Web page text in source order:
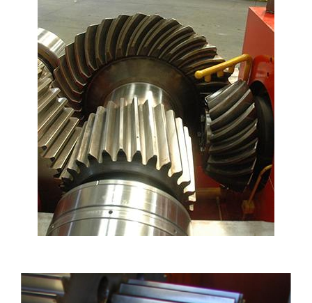
REDÜKTÖR TAMIRI